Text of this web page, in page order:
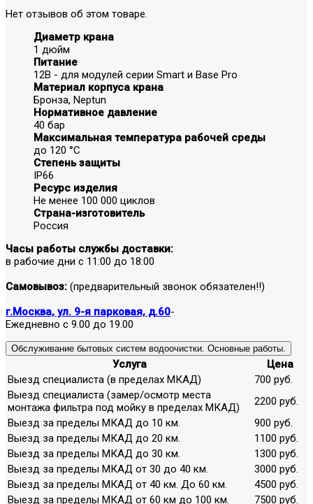
Нет отзывов об этом товаре.
Диаметр крана
1 дюйм
Питание
12В - для модулей серии Smart и Base Pro
Материал корпуса крана
Бронза, Neptun
Нормативное давление
40 бар
Максимальная температура рабочей среды
до 120 °С
Степень защиты
IP66
Ресурс изделия
Не менее 100 000 циклов
Страна-изготовитель
Россия
Часы работы службы доставки:
в рабочие дни с 11:00 до 18:00
Самовывоз: (предварительный звонок обязателен!!)
г.Москва, ул. 9-я парковая, д.60-
Ежедневно с 9.00 до 19.00
Обслуживание бытовых систем водоочистки. Основные работы.
Услуга
Цена
Выезд специалиста (в пределах МКАД)
700 руб.
Выезд специалиста (замер/осмотр места
монтажа фильтра под мойку в пределах МКАД)
2200 руб.
Выезд за пределы МКАД до 10 км.
900 руб.
Выезд за пределы МКАД до 20 км.
1100 руб.
Выезд за пределы МКАД до 30 км.
1300 руб.
Выезд за пределы МКАД от 30 до 40 км.
3000 руб.
Выезд за пределы МКАД от 40 км. До 60 км.
4500 руб.
Выезд за пределы МКАД от 60 км до 100 км.
7500 руб.